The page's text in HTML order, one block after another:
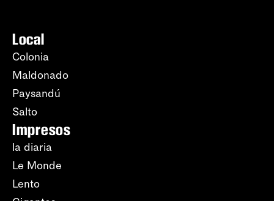
Local
Colonia
Maldonado
Paysandú
Salto
Impresos
la diaria
Le Monde
Lento